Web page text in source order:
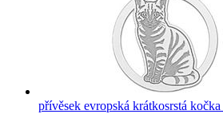
přívěsek evropská krátkosrstá kočka